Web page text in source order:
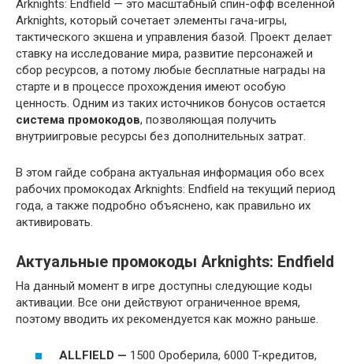
Arknights: Endfield — это масштабный спин-офф вселенной
Arknights, который сочетает элементы гача-игры,
тактического экшена и управления базой. Проект делает
ставку на исследование мира, развитие персонажей и
сбор ресурсов, а потому любые бесплатные награды на
старте и в процессе прохождения имеют особую
ценность. Одним из таких источников бонусов остается
система промокодов, позволяющая получить
внутриигровые ресурсы без дополнительных затрат.
В этом гайде собрана актуальная информация обо всех
рабочих промокодах Arknights: Endfield на текущий период
года, а также подробно объяснено, как правильно их
активировать.
Актуальные промокоды Arknights: Endfield
На данный момент в игре доступны следующие коды
активации. Все они действуют ограниченное время,
поэтому вводить их рекомендуется как можно раньше.
ALLFIELD — 1500 Ороберила, 6000 T-кредитов,